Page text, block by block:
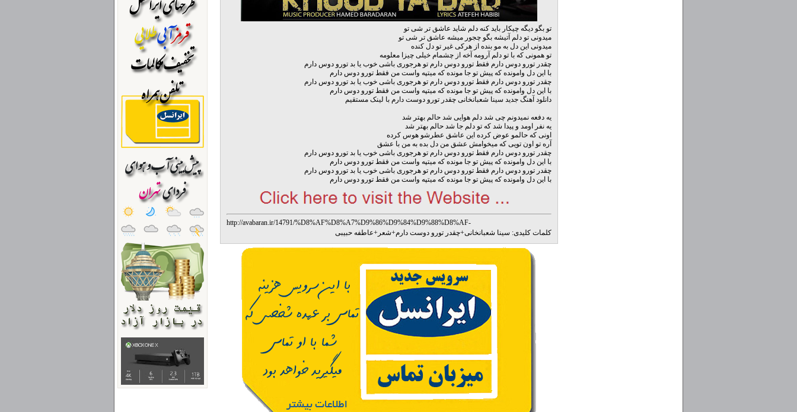
تو بگو دیگه چیکار باید کنه دلم شاید عاشق تر شی تو
میدونی تو دلم آتیشه بگو چجور میشه عاشق تر شی تو
میدونی این دل به مو بنده از هرکی غیر تو دل کنده
تو همونی که با تو دلم آرومه آخه از چشمام خیلی چیزا معلومه
چقدر تورو دوس دارم فقط تورو دوس دارم تو هرجوری باشی خوب یا بد تورو دوس دارم
با این دل وامونده که پیش تو جا مونده که میتپه واست من فقط تورو دوس دارم
چقدر تورو دوس دارم فقط تورو دوس دارم تو هرجوری باشی خوب یا بد تورو دوس دارم
با این دل وامونده که پیش تو جا مونده که میتپه واست من فقط تورو دوس دارم
دانلود آهنگ جدید سینا شعبانخانی چقدر تورو دوست دارم با لینک مستقیم
یه دفعه نمیدونم چی شد دلم هوایی شد حالم بهتر شد
یه نفر اومد و پیدا شد که تو دلم جا شد حالم بهتر شد
اونی که حالمو عوض کرده این عاشق عطرشو هوس کرده
آره تو اون تویی که میخوامش عشق من دل بده به من با عشق
چقدر تورو دوس دارم فقط تورو دوس دارم تو هرجوری باشی خوب یا بد تورو دوس دارم
با این دل وامونده که پیش تو جا مونده که میتپه واست من فقط تورو دوس دارم
چقدر تورو دوس دارم فقط تورو دوس دارم تو هرجوری باشی خوب یا بد تورو دوس دارم
با این دل وامونده که پیش تو جا مونده که میتپه واست من فقط تورو دوس دارم
http://avabaran.ir/14791/%D8%AF%D8%A7%D9%86%D9%84%D9%88%D8%AF-
%D8%A2%D9%87%D9%86%DA%AF-%DA%86%D9%82%D8%AF%D8%B1-
%D8%AF%D8%A7%D8%B1%D9%85-%D8%A7%D8%B2-%D8%B3%DB%8C%D9%86%D8%A7.html
کلمات کلیدی: سینا شعبانخانی+چقدر تورو دوست دارم+شعر +عاطفه حبیبی